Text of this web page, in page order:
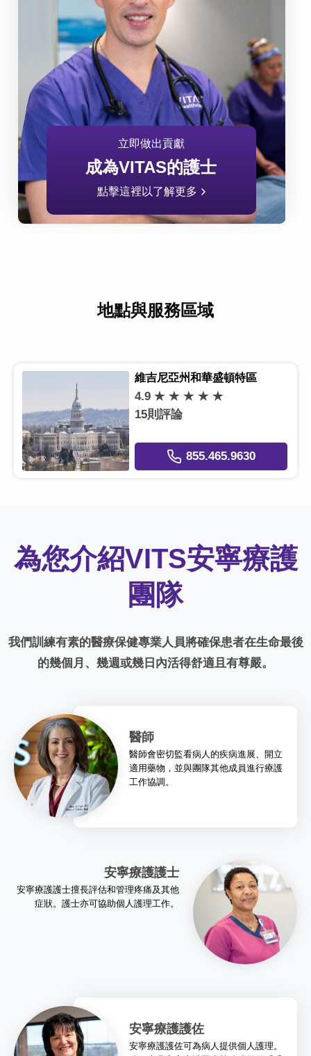
立即做出貢獻
成為VITAS的護士
點擊這裡以了解更多
地點與服務區域
維吉尼亞州和華盛頓特區
4.9
15則評論
855.465.9630
為您介紹VITS安寧療護
團隊
我們訓練有素的醫療保健專業人員將確保患者在生命最後
的幾個月、幾週或幾日內活得舒適且有尊嚴。
醫師
醫師會密切監看病人的疾病進展、開立
適用藥物，並與團隊其他成員進行療護
工作協調。
安寧療護護士
安寧療護護士擅長評估和管理疼痛及其他
症狀。護士亦可協助個人護理工作。
安寧療護護佐
安寧療護護佐可為病人提供個人護理。